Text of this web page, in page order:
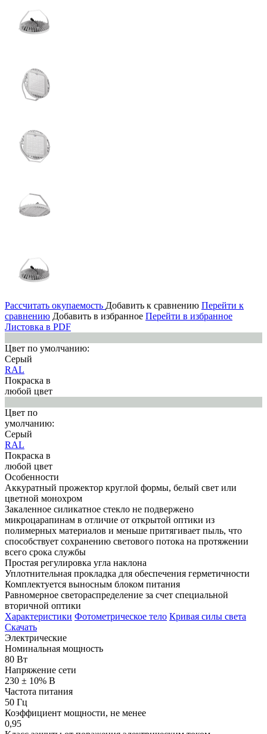
Рассчитать окупаемость Добавить к сравнению Перейти к
сравнению Добавить в избранное Перейти в избранное
Листовка в PDF
Цвет по умолчанию:
Серый
RAL
Покраска в
любой цвет
Цвет по
умолчанию:
Серый
RAL
Покраска в
любой цвет
Особенности
Аккуратный прожектор круглой формы, белый свет или
цветной монохром
Закаленное силикатное стекло не подвержено
микроцарапинам в отличие от открытой оптики из
полимерных материалов и меньше притягивает пыль, что
способствует сохранению светового потока на протяжении
всего срока службы
Простая регулировка угла наклона
Уплотнительная прокладка для обеспечения герметичности
Комплектуется выносным блоком питания
Равномерное светораспределение за счет специальной
вторичной оптики
Характеристики Фотометрическое тело Кривая силы света
Скачать
Электрические
Номинальная мощность
80 Вт
Напряжение сети
230 ± 10% В
Частота питания
50 Гц
Коэффициент мощности, не менее
0,95